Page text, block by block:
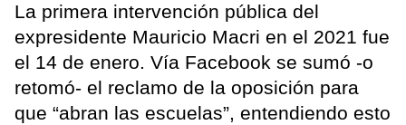
La primera intervención pública del
expresidente Mauricio Macri en el 2021 fue
el 14 de enero. Vía Facebook se sumó -o
retomó- el reclamo de la oposición para
que “abran las escuelas”, entendiendo esto